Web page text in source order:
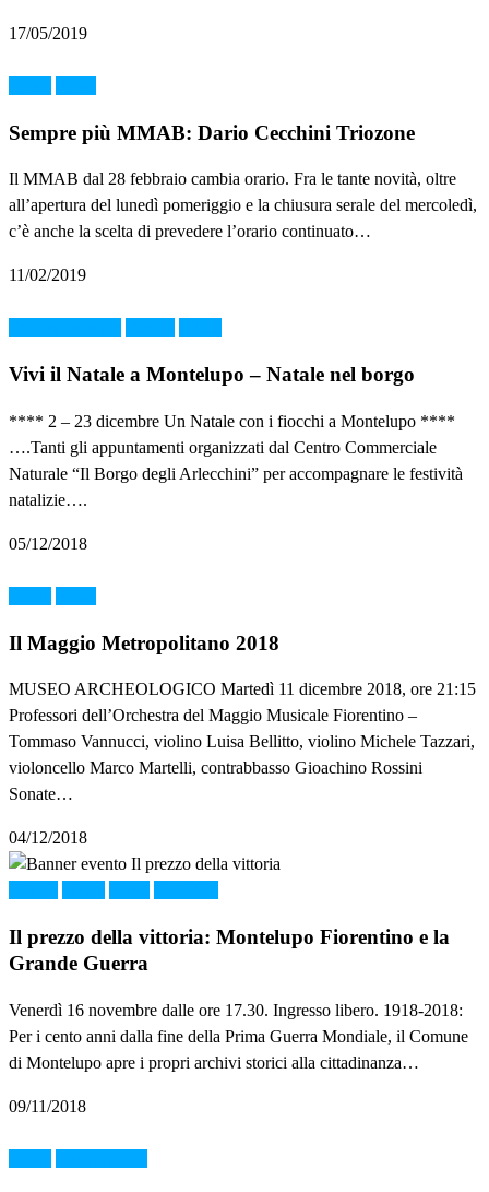
17/05/2019
Sempre più MMAB: Dario Cecchini Triozone
Il MMAB dal 28 febbraio cambia orario. Fra le tante novità, oltre
all’apertura del lunedì pomeriggio e la chiusura serale del mercoledì,
c’è anche la scelta di prevedere l’orario continuato…
11/02/2019
Vivi il Natale a Montelupo – Natale nel borgo
**** 2 – 23 dicembre Un Natale con i fiocchi a Montelupo ****
….Tanti gli appuntamenti organizzati dal Centro Commerciale
Naturale “Il Borgo degli Arlecchini” per accompagnare le festività
natalizie….
05/12/2018
Il Maggio Metropolitano 2018
MUSEO ARCHEOLOGICO Martedì 11 dicembre 2018, ore 21:15
Professori dell’Orchestra del Maggio Musicale Fiorentino –
Tommaso Vannucci, violino Luisa Bellitto, violino Michele Tazzari,
violoncello Marco Martelli, contrabbasso Gioachino Rossini
Sonate…
04/12/2018
Il prezzo della vittoria: Montelupo Fiorentino e la
Grande Guerra
Venerdì 16 novembre dalle ore 17.30. Ingresso libero. 1918-2018:
Per i cento anni dalla fine della Prima Guerra Mondiale, il Comune
di Montelupo apre i propri archivi storici alla cittadinanza…
09/11/2018